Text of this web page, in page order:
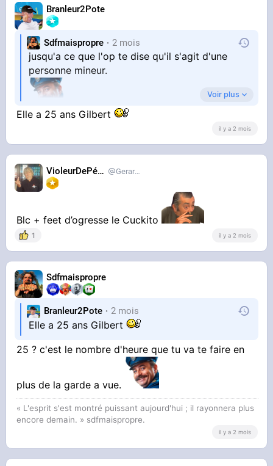
Branleur2Pote
Sdfmaispropre 2 mois
jusqu'a ce que l'op te dise qu'il s'agit d'une
personne mineur.
Voir plus
Elle a 25 ans Gilbert
il y a 2 mois
VioleurDePédo Gerardlevain
Blc + feet d’ogresse le Cuckito
1 il y a 2 mois
Sdfmaispropre
Branleur2Pote 2 mois
Elle a 25 ans Gilbert
25 ? c'est le nombre d'heure que tu va te faire en
plus de la garde a vue.
« L'esprit s'est montré puissant aujourd'hui ; il rayonnera plus
encore demain. » sdfmaispropre.
il y a 2 mois